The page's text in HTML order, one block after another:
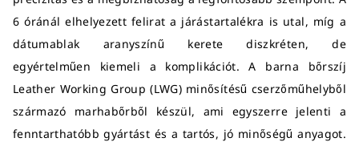
6 óránál elhelyezett felirat a járástartalékra is utal, míg a
dátumablak aranyszínű kerete diszkréten, de
egyértelműen kiemeli a komplikációt. A barna bőrszíj
Leather Working Group (LWG) minősítésű cserzőműhelyből
származó marhabőrből készül, ami egyszerre jelenti a
fenntarthatóbb gyártást és a tartós, jó minőségű anyagot.